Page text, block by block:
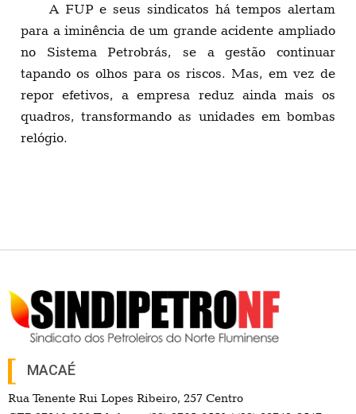
A FUP e seus sindicatos há tempos alertam
para a iminência de um grande acidente ampliado
no Sistema Petrobrás, se a gestão continuar
tapando os olhos para os riscos. Mas, em vez de
repor efetivos, a empresa reduz ainda mais os
quadros, transformando as unidades em bombas
relógio.
MACAÉ
Rua Tenente Rui Lopes Ribeiro, 257 Centro